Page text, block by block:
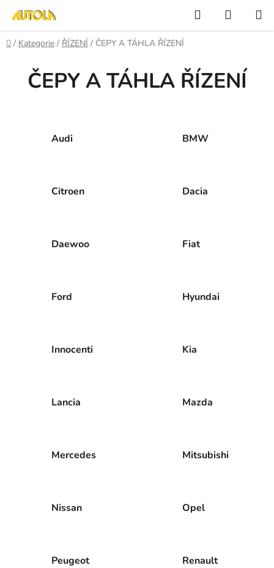
obsah
Hledat
KOŠÍK
Domů
/ Kategorie / ŘÍZENÍ / ČEPY A TÁHLA ŘÍZENÍ
ČEPY A TÁHLA ŘÍZENÍ
Audi BMW
Citroen Dacia
Daewoo Fiat
Ford Hyundai
Innocenti Kia
Lancia Mazda
Mercedes Mitsubishi
Nissan Opel
Peugeot Renault